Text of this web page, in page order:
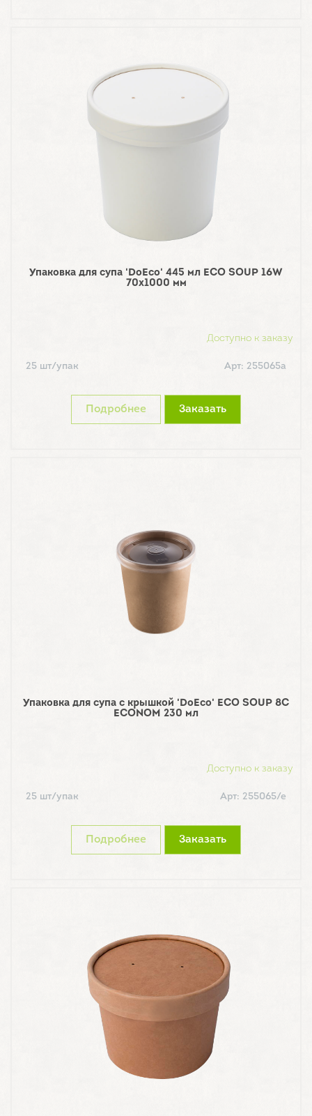
Упаковка для супа 'DoEco' 445 мл ECO SOUP 16W
70х1000 мм
Доступно к заказу
25 шт/упак Арт: 255065а
Подробнее Заказать
Упаковка для супа с крышкой 'DoEco' ECO SOUP 8C
ECONOM 230 мл
Доступно к заказу
25 шт/упак Арт: 255065/е
Подробнее Заказать